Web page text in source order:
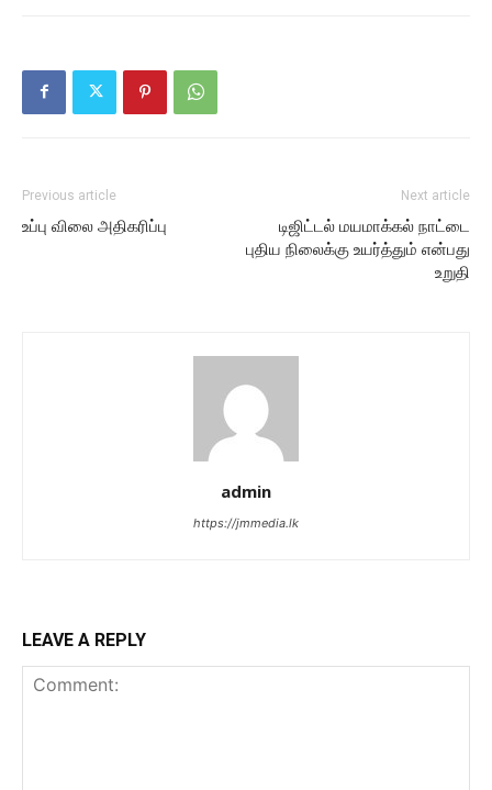
Previous article
உப்பு விலை அதிகரிப்பு
Next article
டிஜிட்டல் மயமாக்கல் நாட்டை
புதிய நிலைக்கு உயர்த்தும் என்பது
உறுதி
admin
https://jmmedia.lk
LEAVE A REPLY